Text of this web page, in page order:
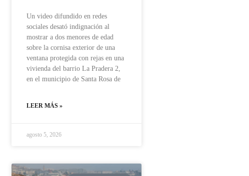
Un video difundido en redes
sociales desató indignación al
mostrar a dos menores de edad
sobre la cornisa exterior de una
ventana protegida con rejas en una
vivienda del barrio La Pradera 2,
en el municipio de Santa Rosa de
LEER MÁS »
agosto 5, 2026